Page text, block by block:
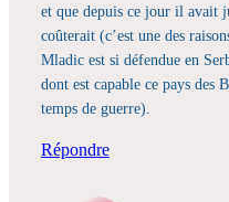
et que depuis ce jour il avait
coûterait (c’est une des
Mladic est si défendue en
dont est capable ce pays des
temps de guerre).
Répondre